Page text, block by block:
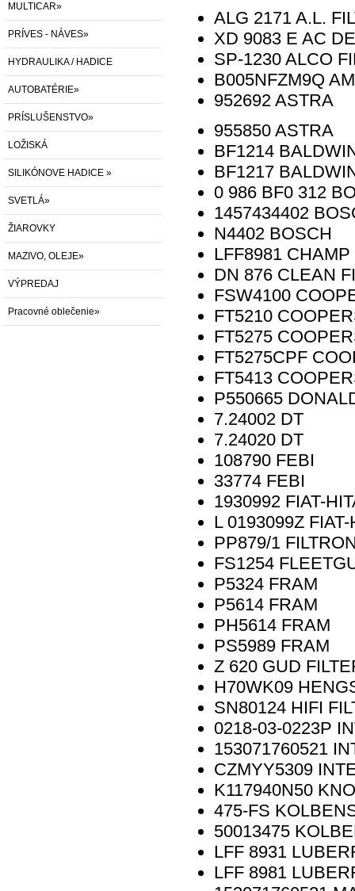
MULTICAR»
PRÍVES - NÁVES»
HYDRAULIKA / HADICE
AUTOBATÉRIE»
PRÍSLUŠENSTVO»
LOŽISKÁ
SILIKÓNOVE HADICE »
SVETLÁ»
ŽIAROVKY
MAZIVO, OLEJE»
VÝPREDAJ
Pracovné oblečenie»
ALG 2171 A.L.
XD 9083 E AC
SP-1230 ALCO
B005NFZM9Q
952692 ASTRA
955850 ASTRA
BF1214
BF1217
0 986 BF0 312
1457434402
N4402 BOSCH
LFF8981 CHAMP
DN 876 CLEAN
FSW4100
FT5210
FT5275
FT5275CPF
FT5413
P550665
7.24002 DT
7.24020 DT
108790 FEBI
33774 FEBI
1930992 FIAT-
L 0193099Z
PP879/1
FS1254
P5324 FRAM
P5614 FRAM
PH5614 FRAM
PS5989 FRAM
Z 620 GUD
H70WK09
SN80124 HIFI
0218-03-0223P
153071760521
CZMYY5309
K117940N50
475-FS
50013475
LFF 8931
LFF 8981